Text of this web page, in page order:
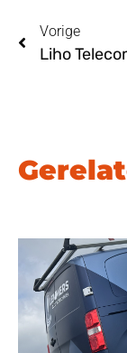
Vorige
Liho